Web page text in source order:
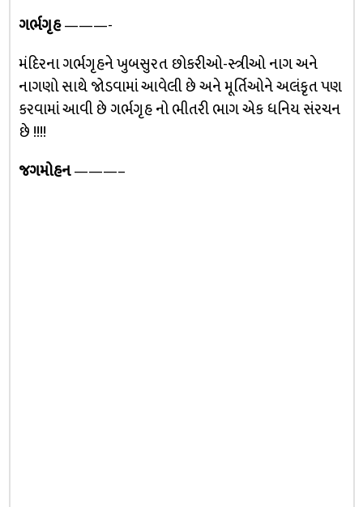
ગર્ભગૃહ———-
મંદિરના ગર્ભગૃહને ખુબસુરત છોકરીઓ-સ્ત્રીઓ નાગ અને
નાગણો સાથે જોડવામાં આવેલી છે અને મૂર્તિઓને અલંકૃત પણ
કરવામાં આવી છે ગર્ભગૃહ નો ભીતરી ભાગ એક ધનિય સંરચન
છે !!!!
જગમોહન———–